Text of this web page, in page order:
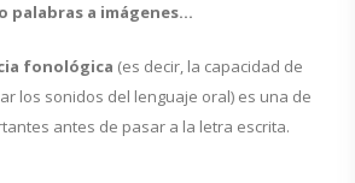
palabras a imágenes…
fonológica (es decir, la capacidad de
los sonidos del lenguaje oral) es una de
antes de pasar a la letra escrita.